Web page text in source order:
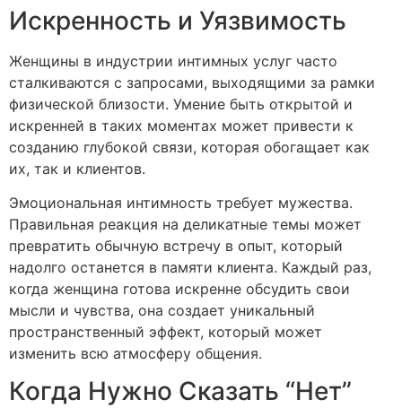
Искренность и Уязвимость
Женщины в индустрии интимных услуг часто
сталкиваются с запросами, выходящими за рамки
физической близости. Умение быть открытой и
искренней в таких моментах может привести к
созданию глубокой связи, которая обогащает как
их, так и клиентов.
Эмоциональная интимность требует мужества.
Правильная реакция на деликатные темы может
превратить обычную встречу в опыт, который
надолго останется в памяти клиента. Каждый раз,
когда женщина готова искренне обсудить свои
мысли и чувства, она создает уникальный
пространственный эффект, который может
изменить всю атмосферу общения.
Когда Нужно Сказать “Нет”